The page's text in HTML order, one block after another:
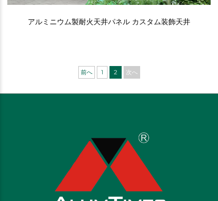
アルミニウム製耐火天井パネル カスタム装飾天井
前へ 1 2 次へ